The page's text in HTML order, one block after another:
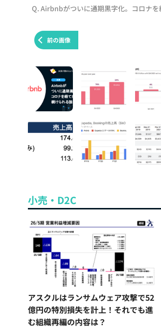
Q. Airbnbがついに通期黒字化。コロナ
前の画像
小売・D2C
アスクルはランサムウェア攻撃で52
億円の特別損失を計上！それでも進
む組織再編の内容は？